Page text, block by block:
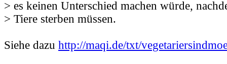
> es keinen Unterschied machen würde,
> Tiere sterben müssen.
Siehe dazu http://maqi.de/txt/